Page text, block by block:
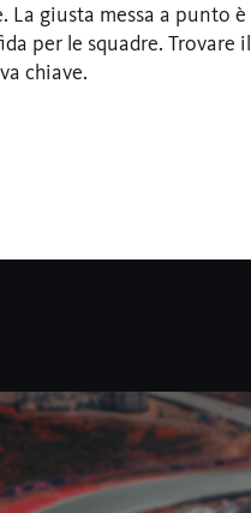
La giusta messa a punto è
per le squadre. Trovare il
chiave.